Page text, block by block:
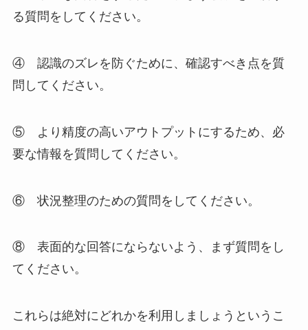
る質問をしてください。
④ 認識のズレを防ぐために、確認すべき点を質
問してください。
⑤ より精度の高いアウトプットにするため、必
要な情報を質問してください。
⑥ 状況整理のための質問をしてください。
⑧ 表面的な回答にならないよう、まず質問をし
てください。
これらは絶対にどれかを利用しましょうというこ